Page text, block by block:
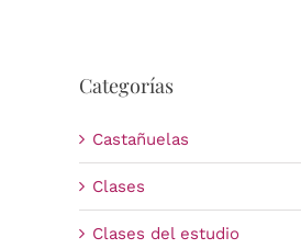
Categorías
Castañuelas
Clases
Clases del estudio